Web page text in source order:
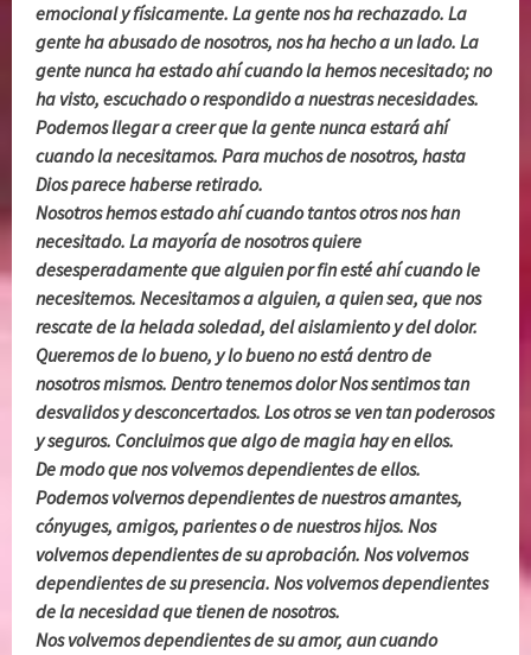
emocional y físicamente. La gente nos ha rechazado. La
gente ha abusado de nosotros, nos ha hecho a un lado. La
gente nunca ha estado ahí cuando la hemos necesitado; no
ha visto, escuchado o respondido a nuestras necesidades.
Podemos llegar a creer que la gente nunca estará ahí
cuando la necesitamos. Para muchos de nosotros, hasta
Dios parece haberse retirado.
Nosotros hemos estado ahí cuando tantos otros nos han
necesitado. La mayoría de nosotros quiere
desesperadamente que alguien por fin esté ahí cuando le
necesitemos. Necesitamos a alguien, a quien sea, que nos
rescate de la helada soledad, del aislamiento y del dolor.
Queremos de lo bueno, y lo bueno no está dentro de
nosotros mismos. Dentro tenemos dolor Nos sentimos tan
desvalidos y desconcertados. Los otros se ven tan poderosos
y seguros. Concluimos que algo de magia hay en ellos.
De modo que nos volvemos dependientes de ellos.
Podemos volvernos dependientes de nuestros amantes,
cónyuges, amigos, parientes o de nuestros hijos. Nos
volvemos dependientes de su aprobación. Nos volvemos
dependientes de su presencia. Nos volvemos dependientes
de la necesidad que tienen de nosotros.
Nos volvemos dependientes de su amor, aun cuando